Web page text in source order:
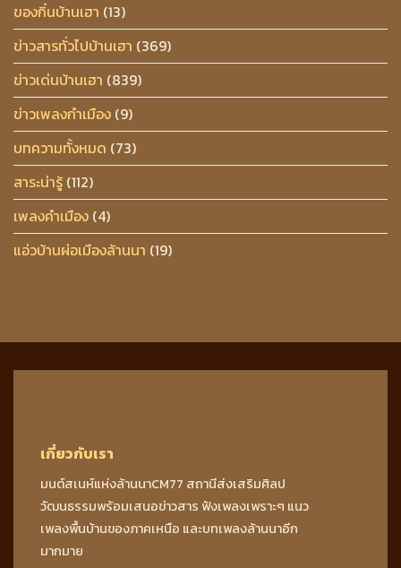
ของกิ๋นบ้านเฮา (13)
ข่าวสารทั่วไปบ้านเฮา (369)
ข่าวเด่นบ้านเฮา (839)
ข่าวเพลงกำเมือง (9)
บทความทั้งหมด (73)
สาระน่ารู้ (112)
เพลงคำเมือง (4)
แอ่วบ้านผ่อเมืองล้านนา (19)
เกี่ยวกับเรา
มนต์สเนห์แห่งล้านนาCM77 สถานีส่งเสริมศิลป
วัฒนธรรมพร้อมเสนอข่าวสาร ฟังเพลงเพราะๆ แนว
เพลงพื้นบ้านของภาคเหนือ และบทเพลงล้านนาอีก
มากมาย